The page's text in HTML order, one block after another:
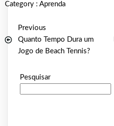
Category : Aprenda
Previous
Quanto Tempo Dura um
Jogo de Beach Tennis?
Pesquisar